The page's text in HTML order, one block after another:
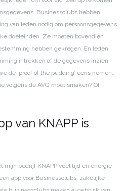
Businessclubs hebben
van leden nodig om persoonsgegevens
doeleinden. Ze moeten bovendien
hebben gekregen. En leden
intrekken of de gegevens inzien,
de ‘proof of the pudding’ eens nemen:
volgens de AVG moet smaken? Of
van KNAPP is
mijn bedrijf KNAPP veel tijd en energie
app voor Businessclubs, zakelijke